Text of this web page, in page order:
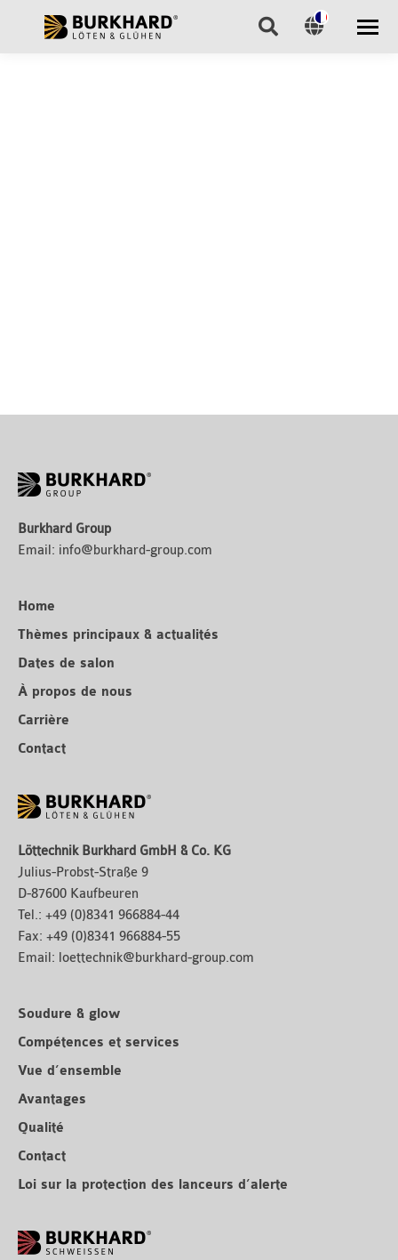
Recherche
Burkhard Group
Email: info@burkhard-group.com
Home
Thèmes principaux & actualités
Dates de salon
À propos de nous
Carrière
Contact
Löttechnik Burkhard GmbH & Co. KG
Julius-Probst-Straße 9
D-87600 Kaufbeuren
Tel.: +49 (0)8341 966884-44
Fax: +49 (0)8341 966884-55
Email: loettechnik@burkhard-group.com
Soudure & glow
Compétences et services
Vue d’ensemble
Avantages
Qualité
Contact
Loi sur la protection des lanceurs d’alerte